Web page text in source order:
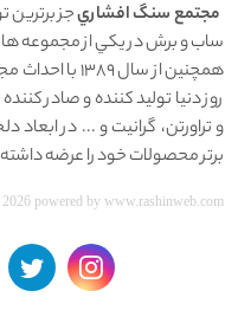
مجتمع سنگ افشاريجز برترين
ساب و برش در يکي از مجموعه
همچنين از سال
روز دنيا توليد کننده و صادر
و تراورتن، گرانيت و ... در
برتر محصولات خود را عرضه
powered by www.rashinweb.com